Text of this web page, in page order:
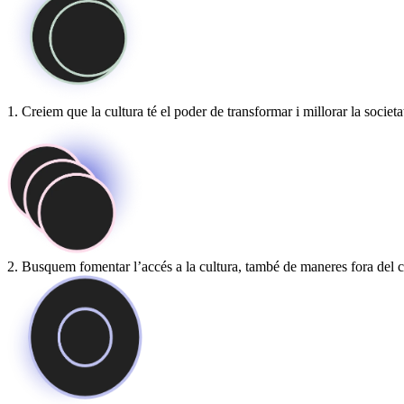
1. Creiem que la cultura té el poder de transformar i millorar la
2. Busquem fomentar l’accés a la cultura, també de maneres fora del